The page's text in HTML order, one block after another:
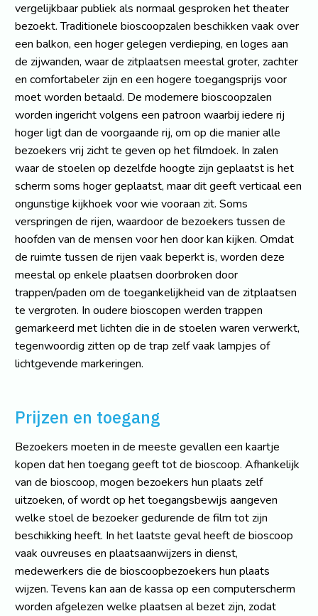
vergelijkbaar publiek als normaal gesproken het theater
bezoekt. Traditionele bioscoopzalen beschikken vaak over
een balkon, een hoger gelegen verdieping, en loges aan
de zijwanden, waar de zitplaatsen meestal groter, zachter
en comfortabeler zijn en een hogere toegangsprijs voor
moet worden betaald. De modernere bioscoopzalen
worden ingericht volgens een patroon waarbij iedere rij
hoger ligt dan de voorgaande rij, om op die manier alle
bezoekers vrij zicht te geven op het filmdoek. In zalen
waar de stoelen op dezelfde hoogte zijn geplaatst is het
scherm soms hoger geplaatst, maar dit geeft verticaal een
ongunstige kijkhoek voor wie vooraan zit. Soms
verspringen de rijen, waardoor de bezoekers tussen de
hoofden van de mensen voor hen door kan kijken. Omdat
de ruimte tussen de rijen vaak beperkt is, worden deze
meestal op enkele plaatsen doorbroken door
trappen/paden om de toegankelijkheid van de zitplaatsen
te vergroten. In oudere bioscopen werden trappen
gemarkeerd met lichten die in de stoelen waren verwerkt,
tegenwoordig zitten op de trap zelf vaak lampjes of
lichtgevende markeringen.
Prijzen en toegang
Bezoekers moeten in de meeste gevallen een kaartje
kopen dat hen toegang geeft tot de bioscoop. Afhankelijk
van de bioscoop, mogen bezoekers hun plaats zelf
uitzoeken, of wordt op het toegangsbewijs aangeven
welke stoel de bezoeker gedurende de film tot zijn
beschikking heeft. In het laatste geval heeft de bioscoop
vaak ouvreuses en plaatsaanwijzers in dienst,
medewerkers die de bioscoopbezoekers hun plaats
wijzen. Tevens kan aan de kassa op een computerscherm
worden afgelezen welke plaatsen al bezet zijn, zodat